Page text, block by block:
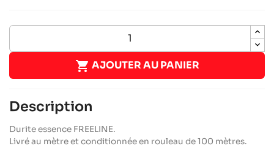
 AJOUTER AU PANIER
Description
Durite essence FREELINE.
Livré au mètre et conditionnée en rouleau de 100 mètres.